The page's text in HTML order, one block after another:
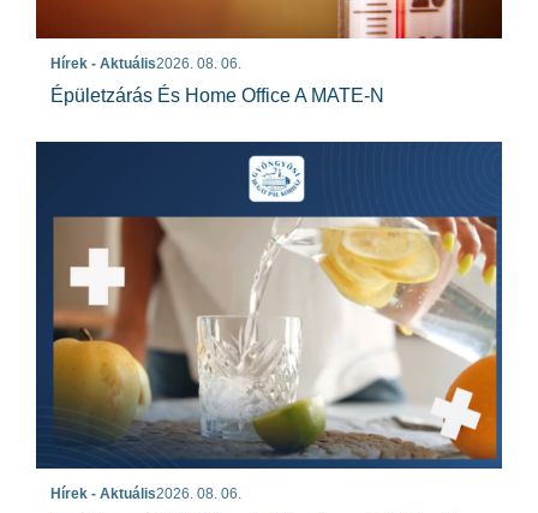
Hírek - Aktuális2026. 08. 06.
Épületzárás És Home Office A MATE-N
Hírek - Aktuális2026. 08. 06.